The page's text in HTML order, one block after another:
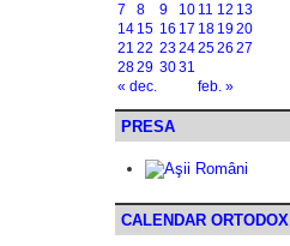
« dec. feb. »
7
8 9 10 11 12 13
14 15 16 17 18 1920
21 22 23242526 27
2829 3031
PRESA
CALENDAR ORTODOX